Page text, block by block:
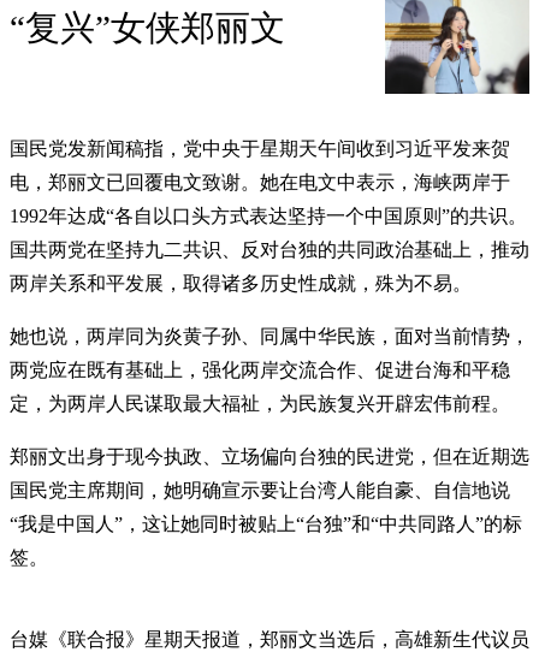
“复兴”女侠郑丽文
国民党发新闻稿指，党中央于星期天午间收到习近平发来贺
电，郑丽文已回覆电文致谢。她在电文中表示，海峡两岸于
1992年达成“各自以口头方式表达坚持一个中国原则”的共识。
国共两党在坚持九二共识、反对台独的共同政治基础上，推动
两岸关系和平发展，取得诸多历史性成就，殊为不易。
她也说，两岸同为炎黄子孙、同属中华民族，面对当前情势，
两党应在既有基础上，强化两岸交流合作、促进台海和平稳
定，为两岸人民谋取最大福祉，为民族复兴开辟宏伟前程。
郑丽文出身于现今执政、立场偏向台独的民进党，但在近期选
国民党主席期间，她明确宣示要让台湾人能自豪、自信地说
“我是中国人”，这让她同时被贴上“台独”和“中共同路人”的标
签。
台媒《联合报》星期天报道，郑丽文当选后，高雄新生代议员